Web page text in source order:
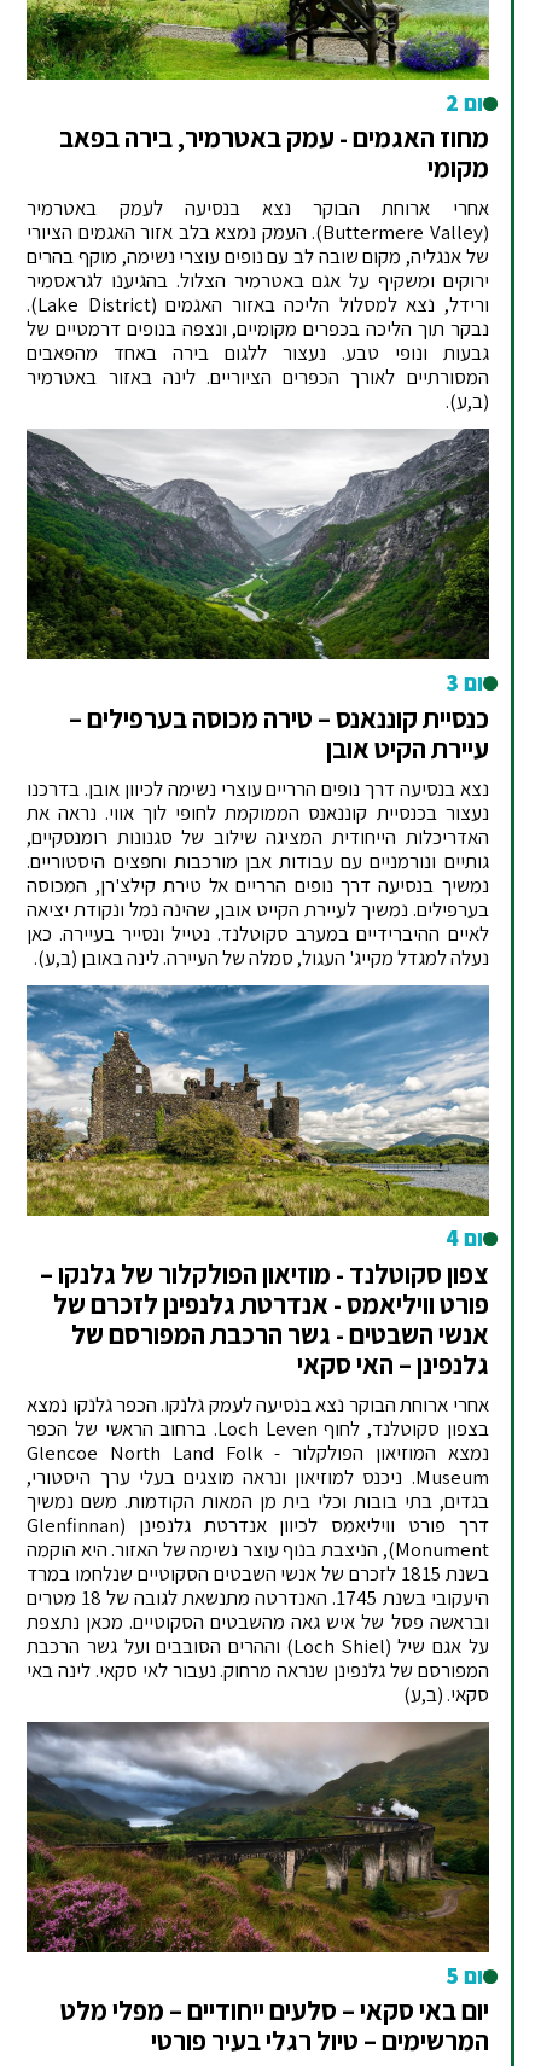
יום 2
מחוז האגמים - עמק באטרמיר, בירה בפאב
מקומי
אחרי ארוחת הבוקר נצא בנסיעה לעמק באטרמיר
(Buttermere Valley). העמק נמצא בלב אזור האגמים הציורי
של אנגליה, מקום שובה לב עם נופים עוצרי נשימה, מוקף בהרים
ירוקים ומשקיף על אגם באטרמיר הצלול. בהגיענו לגראסמיר
ורידל, נצא למסלול הליכה באזור האגמים (Lake District).
נבקר תוך הליכה בכפרים מקומיים, ונצפה בנופים דרמטיים של
גבעות ונופי טבע. נעצור ללגום בירה באחד מהפאבים
המסורתיים לאורך הכפרים הציוריים. לינה באזור באטרמיר
(ב,ע).
יום 3
כנסיית קוננאנס – טירה מכוסה בערפילים –
עיירת הקיט אובן
נצא בנסיעה דרך נופים הרריים עוצרי נשימה לכיוון אובן. בדרכנו
נעצור בכנסיית קוננאנס הממוקמת לחופי לוך אווי. נראה את
האדריכלות הייחודית המציגה שילוב של סגנונות רומנסקיים,
גותיים ונורמניים עם עבודות אבן מורכבות וחפצים היסטוריים.
נמשיך בנסיעה דרך נופים הרריים אל טירת קילצ'רן, המכוסה
בערפילים. נמשיך לעיירת הקייט אובן, שהינה נמל ונקודת יציאה
לאיים ההיברידיים במערב סקוטלנד. נטייל ונסייר בעיירה. כאן
נעלה למגדל מקייג' העגול, סמלה של העיירה. לינה באובן (ב,ע).
יום 4
צפון סקוטלנד - מוזיאון הפולקלור של גלנקו –
פורט וויליאמס - אנדרטת גלנפינן לזכרם של
אנשי השבטים - גשר הרכבת המפורסם של
גלנפינן – האי סקאי
אחרי ארוחת הבוקר נצא בנסיעה לעמק גלנקו. הכפר גלנקו נמצא
בצפון סקוטלנד, לחוף Loch Leven. ברחוב הראשי של הכפר
נמצא המוזיאון הפולקלור - Glencoe North Land Folk
Museum. ניכנס למוזיאון ונראה מוצגים בעלי ערך היסטורי,
בגדים, בתי בובות וכלי בית מן המאות הקודמות. משם נמשיך
דרך פורט וויליאמס לכיוון אנדרטת גלנפינן (Glenfinnan
Monument), הניצבת בנוף עוצר נשימה של האזור. היא הוקמה
בשנת 1815 לזכרם של אנשי השבטים הסקוטיים שנלחמו במרד
היעקובי בשנת 1745. האנדרטה מתנשאת לגובה של 18 מטרים
ובראשה פסל של איש גאה מהשבטים הסקוטיים. מכאן נתצפת
על אגם שיל (Loch Shiel) וההרים הסובבים ועל גשר הרכבת
המפורסם של גלנפינן שנראה מרחוק. נעבור לאי סקאי. לינה באי
סקאי. (ב,ע)
יום 5
יום באי סקאי – סלעים ייחודיים – מפלי מלט
המרשימים – טיול רגלי בעיר פורטי